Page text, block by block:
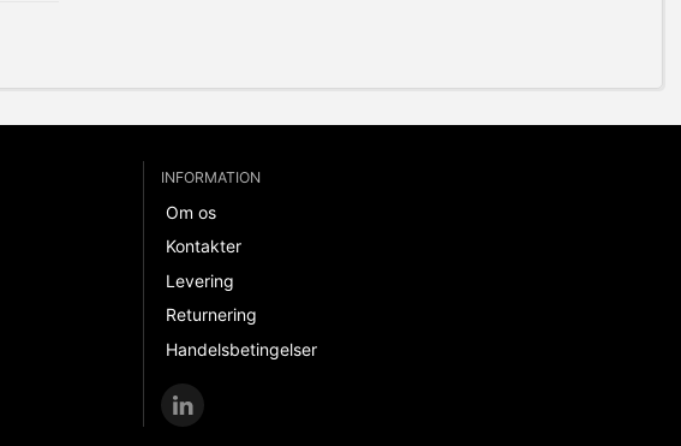
INFORMATION
Om os
Kontakter
Levering
Returnering
Handelsbetingelser